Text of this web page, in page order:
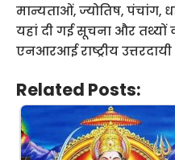
मान्यताओं, ज्योतिष, पंचांग,
यहां दी गई सूचना और तथ्यों
एनआरआई राष्ट्रीय उत्तरदायी
Related Posts: